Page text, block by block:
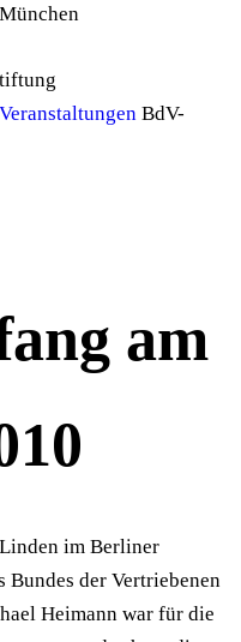
Veranstaltungen BdV-
am
im Berliner
Bundes der Vertriebenen
Heimann war für die